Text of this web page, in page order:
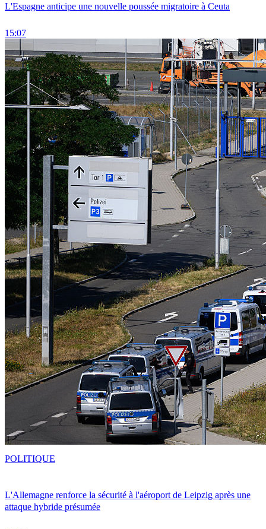
L'Espagne anticipe une nouvelle poussée migratoire à Ceuta
15:07
L'Allemagne renforce la sécurité à l'aéroport de Leipzig après une
attaque hybride présumée
POLITIQUE